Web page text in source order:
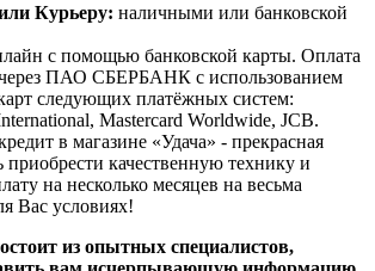
Курьеру: наличными или банковской
с помощью банковской карты. Оплата
ПАО СБЕРБАНК с использованием
следующих платёжных систем:
Mastercard Worldwide, JCB.
в магазине «Удача» - прекрасная
приобрести качественную технику и
на несколько месяцев на весьма
Вас условиях!
из опытных специалистов,